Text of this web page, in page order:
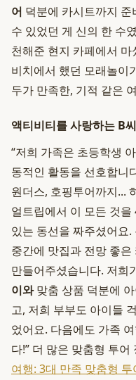
어 덕분에 카시트까지
수 있었던 게 신의 한 수
천해준 현지 카페에서
비치에서 했던 모래놀이
두가 만족한, 기적 같은
액티비티를 사랑하는 B
“저희 가족은 초등학생
동적인 활동을 선호합니
원더스, 호핑투어까지...
얼트립에서 이 모든 것
있는 동선을 짜주셨어요
중간에 맛집과 전망 좋
만들어주셨습니다. 저희
이와맞춤 상품 덕분에
고, 저희 부부도 아이들
었어요. 다음에도 가족
다!” 더 많은 맞춤형 투어
여행: 3대 만족 맞춤형